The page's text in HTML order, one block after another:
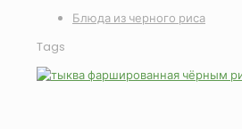
Блюда из черного риса
Tags